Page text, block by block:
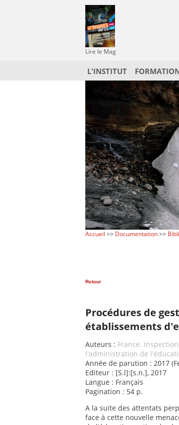
Lire le Mag
L'INSTITUT
Accueil >> Documentation>>
Retour
Procédures de
établissements
Auteurs : France.
l'administration de
Année de parution : 2017
Editeur : [S.l]:[s.n.], 2017
Langue : Français
Pagination : 54 p.
A la suite des attentats
face à cette nouvelle